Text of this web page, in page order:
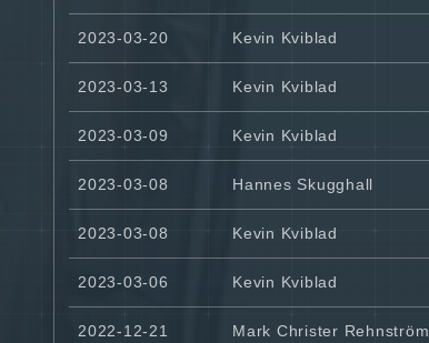
2023-03-20 Kevin Kviblad
2023-03-13 Kevin Kviblad
2023-03-09 Kevin Kviblad
2023-03-08 Hannes Skugghall
2023-03-08 Kevin Kviblad
2023-03-06 Kevin Kviblad
2022-12-21 Mark Christer Rehnström